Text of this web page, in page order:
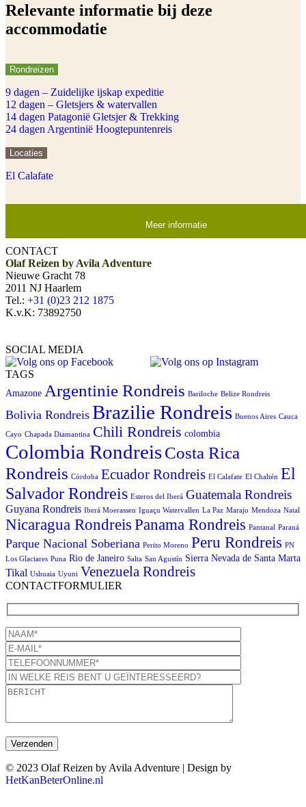
Relevante informatie bij deze
accommodatie
Rondreizen
9 dagen – Zuidelijke ijskap expeditie
12 dagen – Gletsjers & watervallen
14 dagen Patagonië Gletsjer & Trekking
24 dagen Argentinië Hoogtepuntenreis
Locaties
El Calafate
Meer informatie
CONTACT
Olaf Reizen by Avila Adventure
Nieuwe Gracht 78
2011 NJ Haarlem
Tel.: +31 (0)23 212 1875
K.v.K: 73892750
SOCIAL MEDIA
TAGS
Amazone Argentinie Rondreis Bariloche Belize Rondreis
Bolivia Rondreis Brazilie Rondreis Buenos Aires Cauca
Cayo Chapada Diamantina Chili Rondreis colombia
Colombia RondreisCosta Rica
Rondreis Córdoba Ecuador Rondreis El Calafate El Chaltén El
Salvador Rondreis Esteros del Iberá Guatemala Rondreis
Guyana Rondreis Iberá Moerassen Iguaçu Watervallen La Paz Marajo Mendoza Natal
Nicaragua Rondreis Panama Rondreis Pantanal Paraná
Parque Nacional Soberiana Perito Moreno Peru Rondreis PN
Los Glaciares Puna Rio de Janeiro Salta San Agustín Sierra Nevada de Santa Marta
Tikal Ushuaia Uyuni Venezuela Rondreis
CONTACTFORMULIER
© 2023 Olaf Reizen by Avila Adventure | Design by
HetKanBeterOnline.nl